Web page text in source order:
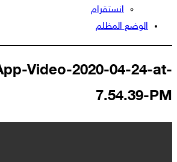
انستقرام
الوضع المظلم
Video-2020-04-24-at-
7.54.39-PM